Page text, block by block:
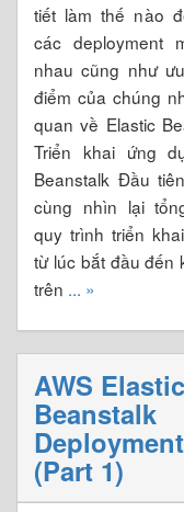
tiết làm thế nào
các deployment
nhau cũng như
điểm của chúng
quan về Elastic
Triển khai ứng
Beanstalk Đầu
cùng nhìn lại
quy trình triển
từ lúc bắt đầu đến
trên ... »
AWS Elastic
Beanstalk
(Part 1)